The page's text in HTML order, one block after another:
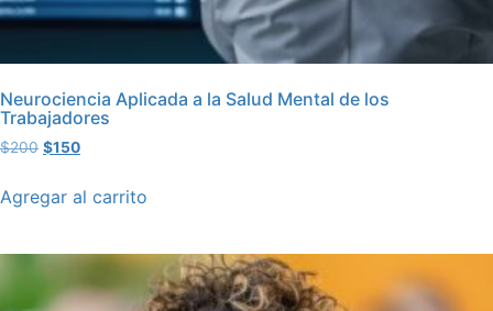
Neurociencia Aplicada a la Salud Mental de los
Trabajadores
$200 $150
Agregar al carrito